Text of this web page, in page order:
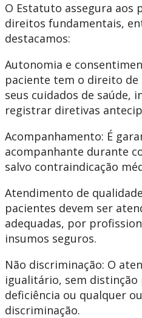
O Estatuto assegura aos
direitos fundamentais,
destacamos:
Autonomia e
paciente tem o direito
seus cuidados de saúde,
registrar diretivas
Acompanhamento: É
acompanhante durante
salvo contraindicação
Atendimento de
pacientes devem ser
adequadas, por
insumos seguros. ​
Não discriminação: O
igualitário, sem distinção
deficiência ou qualquer
discriminação.